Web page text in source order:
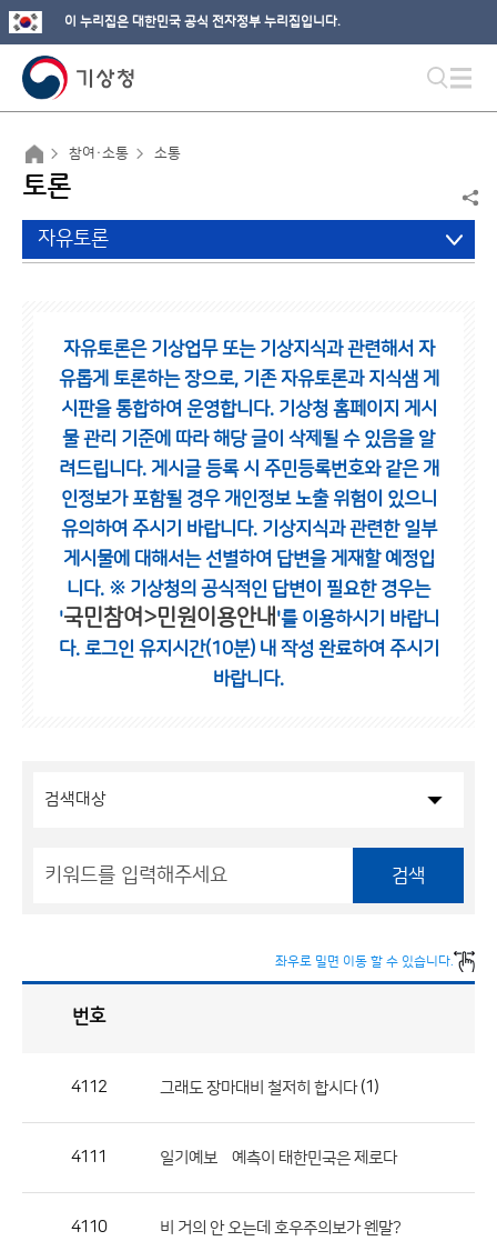
이 누리집은 대한민국 공식 전자정부 누리집입니다.
참여·소통 소통
토론
자유토론
자유토론은 기상업무 또는 기상지식과 관련해서 자
유롭게 토론하는 장으로, 기존 자유토론과 지식샘 게
시판을 통합하여 운영합니다. 기상청 홈페이지 게시
물 관리 기준에 따라 해당 글이 삭제될 수 있음을 알
려드립니다. 게시글 등록 시 주민등록번호와 같은 개
인정보가 포함될 경우 개인정보 노출 위험이 있으니
유의하여 주시기 바랍니다. 기상지식과 관련한 일부
게시물에 대해서는 선별하여 답변을 게재할 예정입
니다. ※ 기상청의 공식적인 답변이 필요한 경우는
'국민참여>민원이용안내 '를 이용하시기 바랍니
다. 로그인 유지시간(10분) 내 작성 완료하여 주시기
바랍니다.
검색
좌우로 밀면 이동 할 수 있습니다.
론
번호
4112 그래도 장마대비 철저히 합시다(1)
4111 일기예보옞예측이 태한민국은 제로다
4110 비 거의 안 오는데 호우주의보가 웬말?